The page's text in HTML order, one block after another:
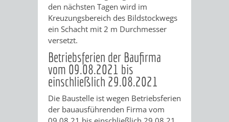
DER
JOHANN-
SEBASTIAN-
BACH
FÖRDERSCHULE
ABGESCHLOSSENE
VERFAHREN
DENKMALSCHUTZ
AUFGABEN
DER
STEUERVORTEILE
SATZUNGEN
ERHALTUNGSSATZUNGEN
AKTUELLE
AUFSTELLUNGSVERFAHREN
RECHTSKRÄFTIGE
ERHALTUNGSSATZUNGEN
den nächsten Tagen wird im
Kreuzungsbereich des Bildstockwegs
ein Schacht mit 2 m Durchmesser
versetzt.
Betriebsferien der Baufirma
vom 09.08.2021 bis
einschließlich 29.08.2021
Die Baustelle ist wegen Betriebsferien
der bauausführenden Firma vom